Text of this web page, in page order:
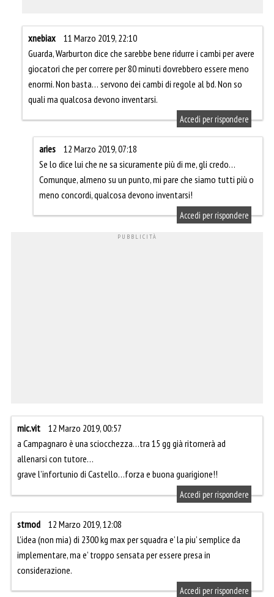
xnebiax
11 Marzo 2019, 22:10
Guarda, Warburton dice che sarebbe bene ridurre i cambi per avere
giocatori che per correre per 80 minuti dovrebbero essere meno
enormi. Non basta… servono dei cambi di regole al bd. Non so
quali ma qualcosa devono inventarsi.
Accedi per rispondere
aries
12 Marzo 2019, 07:18
Se lo dice lui che ne sa sicuramente più di me, gli credo…
Comunque, almeno su un punto, mi pare che siamo tutti più o
meno concordi, qualcosa devono inventarsi!
Accedi per rispondere
mic.vit
12 Marzo 2019, 00:57
a Campagnaro è una sciocchezza…tra 15 gg già ritornerà ad
allenarsi con tutore…
grave l’infortunio di Castello…forza e buona guarigione!!
Accedi per rispondere
stmod
12 Marzo 2019, 12:08
L’idea (non mia) di 2300 kg max per squadra e’ la piu’ semplice da
implementare, ma e’ troppo sensata per essere presa in
considerazione.
Accedi per rispondere